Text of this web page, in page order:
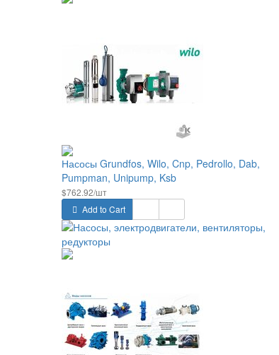
Насосы Grundfos, Wilo, Cnp, Pedrollo, Dab,
Pumpman, Unipump, Ksb
$762.92/шт
Add to Cart